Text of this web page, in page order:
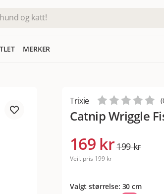
MERKER
Trixie
Catnip Wriggle
(
169 kr199 kr
Veil. pris 199 kr
Valgt størrelse: 30 cm